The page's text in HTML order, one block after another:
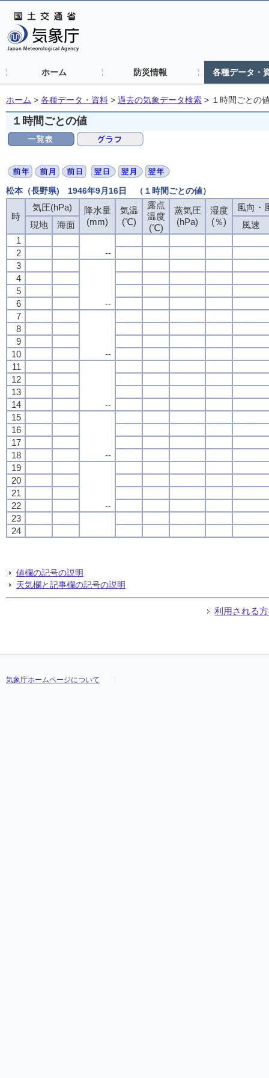
ホーム 防災情報 各種データ・
ホーム > 各種データ・資料 > 過去の気象データ検索 > １時間ごとの
１時間ごとの値
松本（長野県) 1946年9月16日 （１時間ごとの値）
時
気圧(hPa)
降水量
(mm)
気温
(℃)
露点
温度
(℃)
蒸気圧
(hPa)
湿度
(％)
風向・
現地
海面
風速
1
--
2
3
--
4
5
6
7
--
8
9
10
11
--
12
13
14
15
--
16
17
18
19
--
20
21
22
23
24
値欄の記号の説明
天気欄と記事欄の記号の説明
利用される
気象庁ホームページについて